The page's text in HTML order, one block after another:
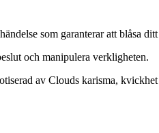
som garanterar att blåsa ditt
och manipulera verkligheten.
av Clouds karisma,